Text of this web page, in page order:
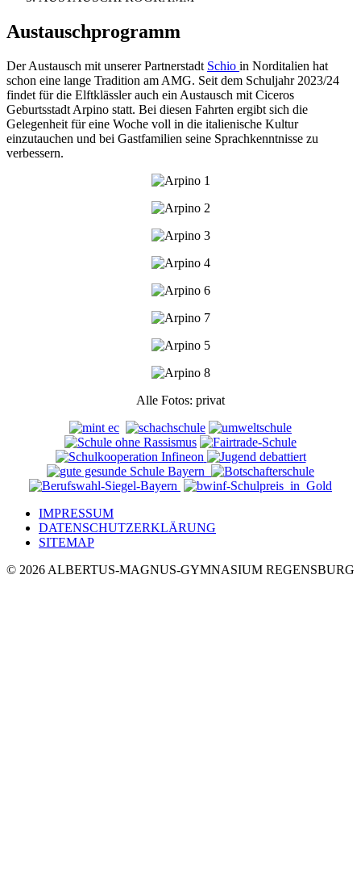
Austauschprogramm
Der Austausch mit unserer Partnerstadt Schio in Norditalien hat
schon eine lange Tradition am AMG. Seit dem Schuljahr 2023/24
findet für die Elftklässler auch ein Austausch mit Ciceros
Geburtsstadt Arpino statt. Bei diesen Fahrten ergibt sich die
Gelegenheit für eine Woche voll in die italienische Kultur
einzutauchen und bei Gastfamilien seine Sprachkenntnisse zu
verbessern.
Alle Fotos: privat
IMPRESSUM
DATENSCHUTZERKLÄRUNG
SITEMAP
© 2026 ALBERTUS-MAGNUS-GYMNASIUM REGENSBURG